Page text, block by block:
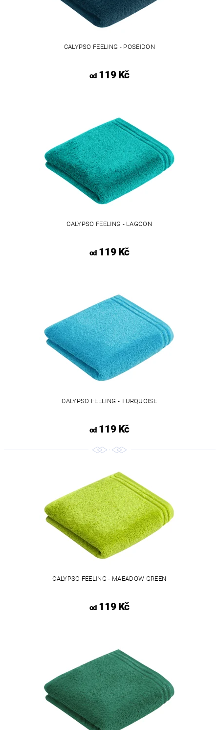
CALYPSO FEELING - POSEIDON
od119 Kč
CALYPSO FEELING - LAGOON
od119 Kč
CALYPSO FEELING - TURQUOISE
od119 Kč
CALYPSO FEELING - MAEADOW GREEN
od119 Kč